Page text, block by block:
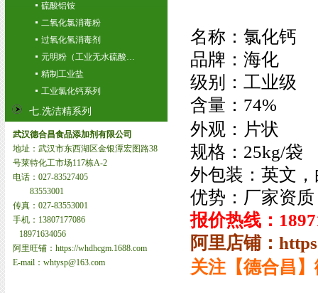
硫酸铝铵
二氧化氯消毒粉
过氧化氢消毒剂
元明粉（工业无水硫酸…
精制工业盐
工业氯化钙系列
七.洗洁精系列
武汉德合昌食品添加剂有限公司
地址：武汉市东西湖区金银潭宏图路38
号莱特化工市场117栋A-2
电话：027-83527405
83553001
传真：027-83553001
手机：13807177086
18971634056
阿里旺铺：https://whdhcgm.1688.com
E-mail：whtysp@163.com
名称：氯化钙
品牌：海化
级别：工业级
含量：74%
外观： 片状
规格：25kg/袋
外包装：英文
优势：厂家资
报价热线：
阿里店铺：
关注【德合昌